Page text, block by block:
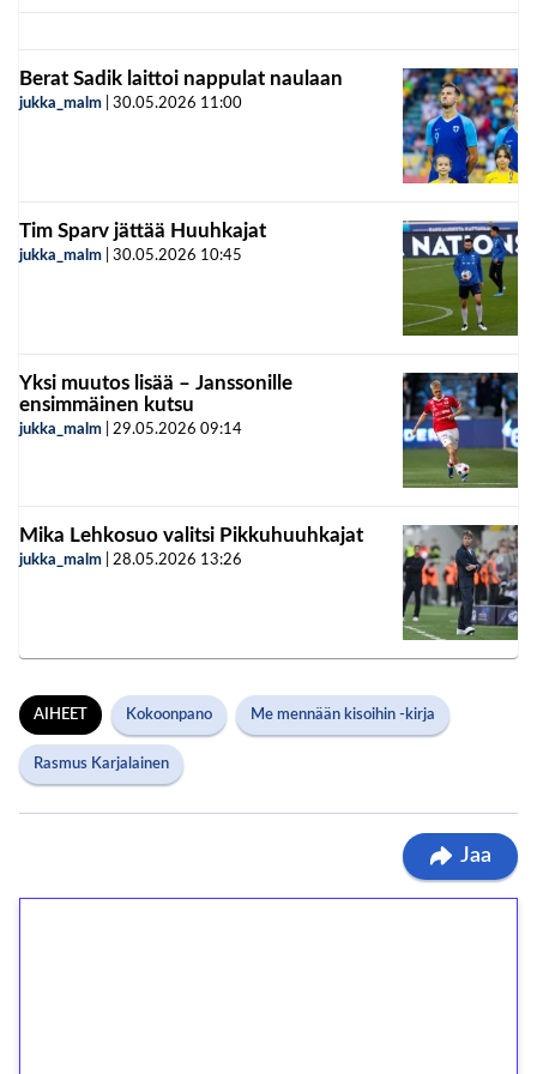
Berat Sadik laittoi nappulat naulaan
jukka_malm 30.05.2026 11:00
Tim Sparv jättää Huuhkajat
jukka_malm 30.05.2026 10:45
Yksi muutos lisää – Janssonille
ensimmäinen kutsu
jukka_malm 29.05.2026 09:14
Mika Lehkosuo valitsi Pikkuhuuhkajat
jukka_malm 28.05.2026 13:26
AIHEET Kokoonpano Me mennään kisoihin -kirja
Rasmus Karjalainen
Jaa